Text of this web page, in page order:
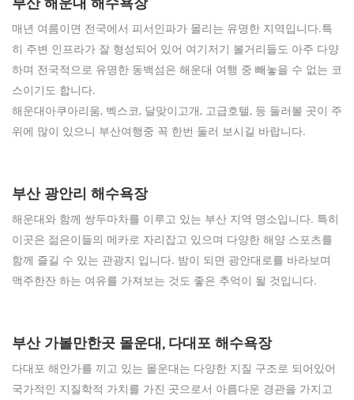
매년 여름이면 전국에서 피서인파가 몰리는 유명한 지역입니다.특
히 주변 인프라가 잘 형성되어 있어 여기저기 볼거리들도 아주 다양
하며 전국적으로 유명한 동백섬은 해운대 여행 중 빼놓을 수 없는 코
스이기도 합니다.
해운대아쿠아리움, 벡스코, 달맞이고개, 고급호텔, 등 둘러볼 곳이 주
위에 많이 있으니 부산여행중 꼭 한번 둘러 보시길 바랍니다.
부산 광안리 해수욕장
해운대와 함께 쌍두마차를 이루고 있는 부산 지역 명소입니다. 특히
이곳은 젊은이들의 메카로 자리잡고 있으며 다양한 해양 스포츠를
함께 즐길 수 있는 관광지 입니다. 밤이 되면 광안대로를 바라보며
맥주한잔 하는 여유를 가져보는 것도 좋은 추억이 될 것입니다.
부산 가볼만한곳 몰운대, 다대포 해수욕장
다대포 해안가를 끼고 있는 몰운대는 다양한 지질 구조로 되어있어
국가적인 지질학적 가치를 가진 곳으로서 아름다운 경관을 가지고